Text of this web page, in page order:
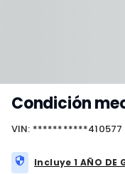
Condición
VIN: ***********410577
Incluye 1 AÑO DE